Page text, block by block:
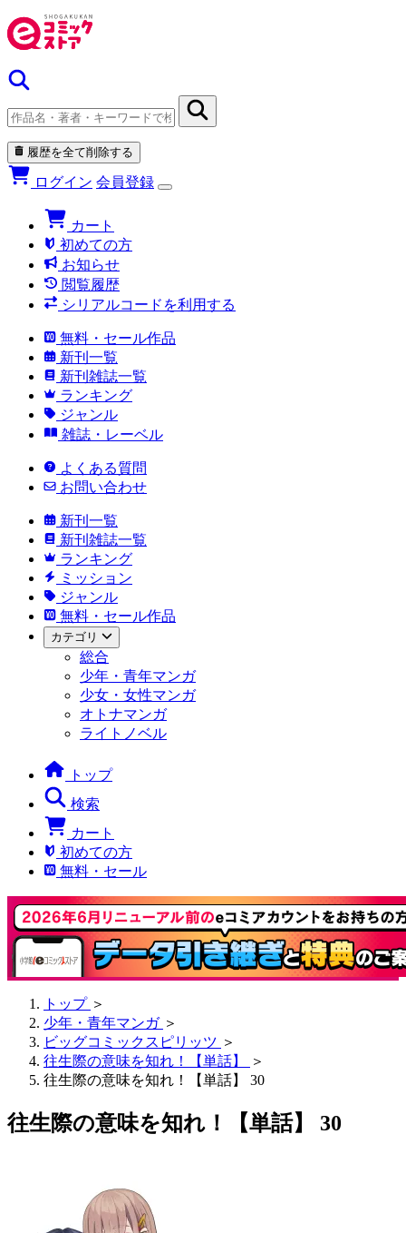
履歴を全て削除する
ログイン 会員登録
カート
初めての方
お知らせ
閲覧履歴
シリアルコードを利用する
無料・セール作品
新刊一覧
新刊雑誌一覧
ランキング
ジャンル
雑誌・レーベル
よくある質問
お問い合わせ
新刊一覧
新刊雑誌一覧
ランキング
ミッション
ジャンル
無料・セール作品
カテゴリ
総合
少年・青年マンガ
少女・女性マンガ
オトナマンガ
ライトノベル
トップ
検索
カート
初めての方
無料・セール
トップ ＞
少年・青年マンガ ＞
ビッグコミックスピリッツ ＞
往生際の意味を知れ！【単話】
＞
往生際の意味を知れ！【単話】 30
往生際の意味を知れ！【単話】 30